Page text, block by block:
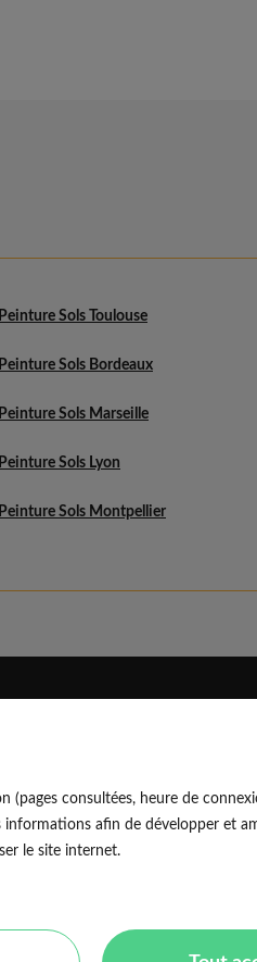
Peinture Sols Toulouse
Peinture Sols Bordeaux
Peinture Sols Marseille
Peinture Sols Lyon
Peinture Sols Montpellier
EldoPro pour les
pour les réseaux,
Règles de classement des
consultées, heure de
informations afin de développer et
le site internet.